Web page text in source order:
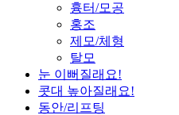
흉터/모공
홍조
제모/체형
탈모
눈 이뻐질래요!
콧대 높아질래요!
동안/리프팅